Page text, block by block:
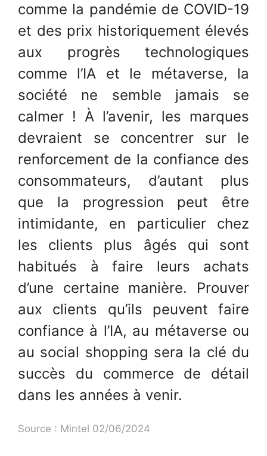
comme la pandémie de COVID-19
et des prix historiquement élevés
aux progrès technologiques
comme l’IA et le métaverse, la
société ne semble jamais se
calmer ! À l’avenir, les marques
devraient se concentrer sur le
renforcement de la confiance des
consommateurs, d’autant plus
que la progression peut être
intimidante, en particulier chez
les clients plus âgés qui sont
habitués à faire leurs achats
d’une certaine manière. Prouver
aux clients qu’ils peuvent faire
confiance à l’IA, au métaverse ou
au social shopping sera la clé du
succès du commerce de détail
dans les années à venir.
Source : Mintel 02/06/2024